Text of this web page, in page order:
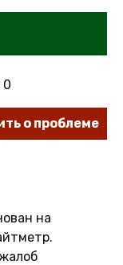
0
о проблеме
на